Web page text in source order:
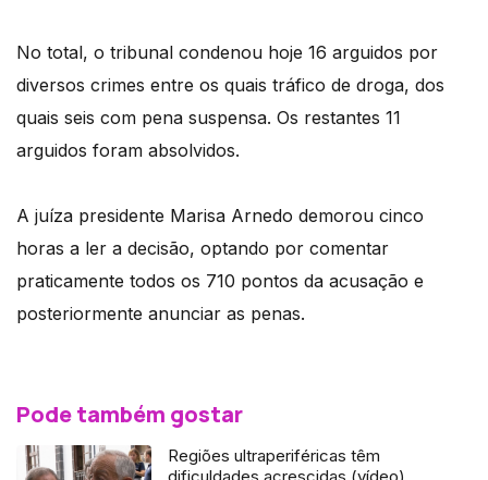
No total, o tribunal condenou hoje 16 arguidos por
diversos crimes entre os quais tráfico de droga, dos
quais seis com pena suspensa. Os restantes 11
arguidos foram absolvidos.
A juíza presidente Marisa Arnedo demorou cinco
horas a ler a decisão, optando por comentar
praticamente todos os 710 pontos da acusação e
posteriormente anunciar as penas.
Pode também gostar
Regiões ultraperiféricas têm